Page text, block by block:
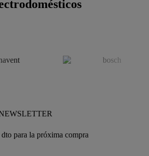
dto para la próxima compra